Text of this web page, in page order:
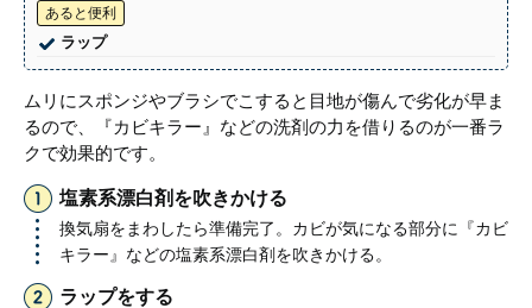
あると便利
ラップ
ムリにスポンジやブラシでこすると目地が傷んで劣化が早ま
るので、『カビキラー』などの洗剤の力を借りるのが一番ラ
クで効果的です。
塩素系漂白剤を吹きかける
換気扇をまわしたら準備完了。カビが気になる部分に『カビ
キラー』などの塩素系漂白剤を吹きかける。
ラップをする